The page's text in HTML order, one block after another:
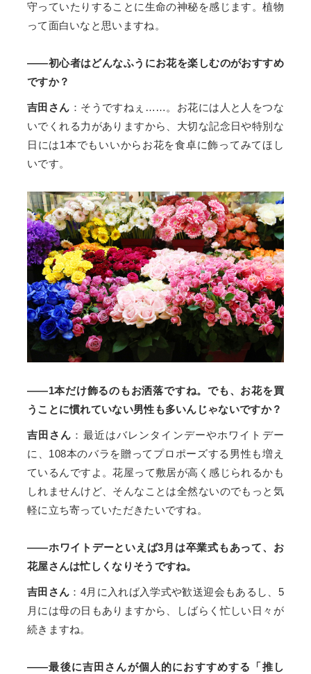
守っていたりすることに生命の神秘を感じます。植物
って面白いなと思いますね。
——初心者はどんなふうにお花を楽しむのがおすすめ
ですか？
吉田さん ：そうですねぇ……。お花には人と人をつな
いでくれる力がありますから、大切な記念日や特別な
日には1本でもいいからお花を食卓に飾ってみてほし
いです。
——1本だけ飾るのもお洒落ですね。でも、お花を買
うことに慣れていない男性も多いんじゃないですか？
吉田さん ：最近はバレンタインデーやホワイトデー
に、108本のバラを贈ってプロポーズする男性も増え
ているんですよ。花屋って敷居が高く感じられるかも
しれませんけど、そんなことは全然ないのでもっと気
軽に立ち寄っていただきたいですね。
——ホワイトデーといえば3月は卒業式もあって、お
花屋さんは忙しくなりそうですね。
吉田さん ：4月に入れば入学式や歓送迎会もあるし、5
月には母の日もありますから、しばらく忙しい日々が
続きますね。
——最後に吉田さんが個人的におすすめする「推し